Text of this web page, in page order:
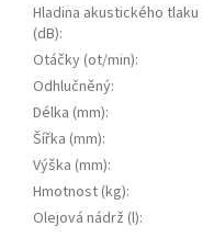
Hladina akustického tlaku
(dB):
Otáčky (ot/min):
Odhlučněný:
Délka (mm):
Šířka (mm):
Výška (mm):
Hmotnost (kg):
Olejová nádrž (l):